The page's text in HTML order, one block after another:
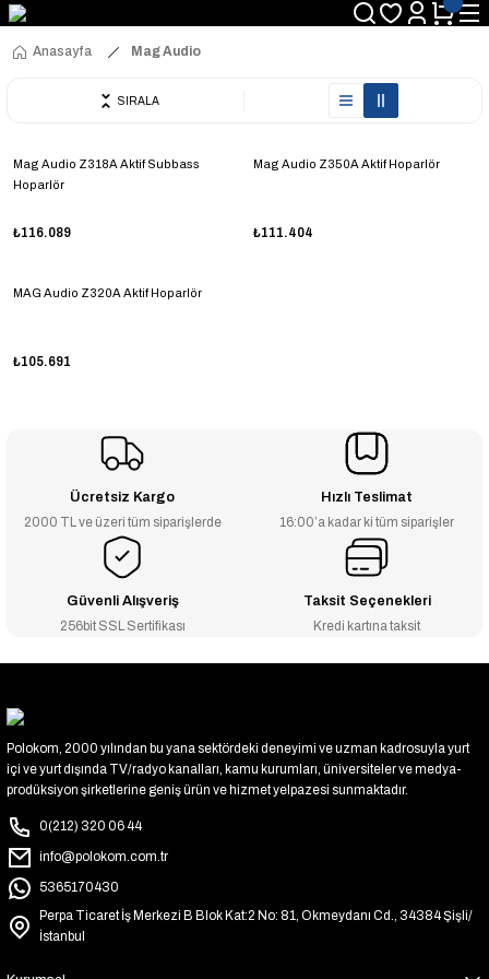
Anasayfa Mag Audio
SIRALA
Mag Audio Z318A Aktif Subbass
Hoparlör
₺116.089
Mag Audio Z350A Aktif Hoparlör
₺111.404
MAG Audio Z320A Aktif Hoparlör
₺105.691
Ücretsiz Kargo
2000 TL ve üzeri tüm siparişlerde
Hızlı Teslimat
16:00’a kadar ki tüm siparişler
Güvenli Alışveriş
256bit SSL Sertifikası
Taksit Seçenekleri
Kredi kartına taksit
Polokom, 2000 yılından bu yana sektördeki deneyimi ve uzman kadrosuyla yurt
içi ve yurt dışında TV/radyo kanalları, kamu kurumları, üniversiteler ve medya-
prodüksiyon şirketlerine geniş ürün ve hizmet yelpazesi sunmaktadır.
0(212) 320 06 44
info@polokom.com.tr
5365170430
Perpa Ticaret İş Merkezi B Blok Kat:2 No: 81, Okmeydanı Cd., 34384 Şişli/
İstanbul